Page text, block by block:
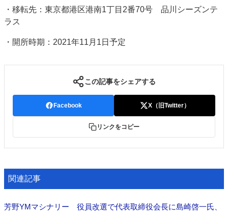
・移転先：東京都港区港南1丁目2番70号 品川シーズンテ
ラス
・開所時期：2021年11月1日予定
この記事をシェアする
Facebook X（旧Twitter）
リンクをコピー
関連記事
芳野YMマシナリー 役員改選で代表取締役会長に島崎啓一氏、